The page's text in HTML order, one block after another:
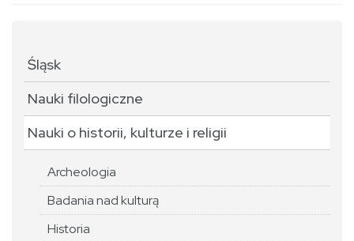
Śląsk
Nauki filologiczne
Nauki o historii, kulturze i religii
Archeologia
Badania nad kulturą
Historia